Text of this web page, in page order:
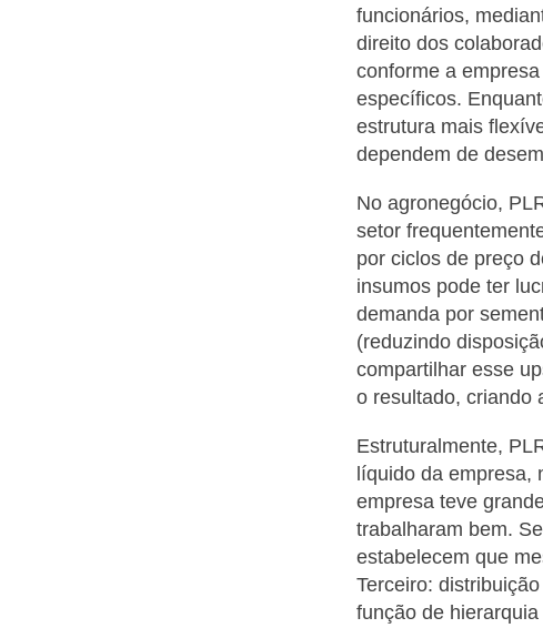
funcionários,
direito dos
conforme a
específicos.
estrutura mais
dependem de
No agronegócio,
setor
por ciclos de preço
insumos pode ter
demanda por
(reduzindo
compartilhar esse
o resultado, criando
Estruturalmente,
líquido da empresa,
empresa teve
trabalharam bem.
estabelecem que
Terceiro:
função de